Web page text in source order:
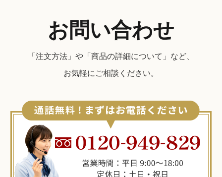
お問い合わせ
「注文方法」や「商品の詳細について」など、
お気軽にご相談ください。